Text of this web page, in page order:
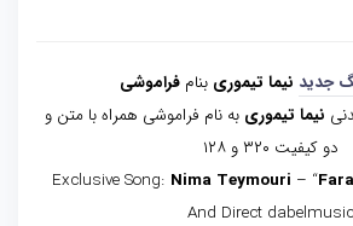
جدید نیما تیموریبنامفراموشی
نیما تیموری به نام فراموشی همراه با متن و
دو کیفیت ۳۲۰ و ۱۲۸
Exclusive Song: Nima Teymouri – “
And Direct dabelmusic